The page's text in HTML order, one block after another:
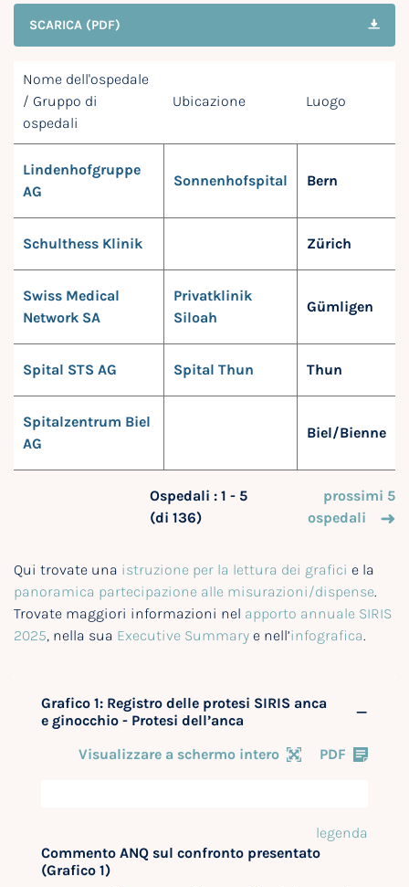
SCARICA (PDF)
Nome dell'ospedale
/ Gruppo di
ospedali
Ubicazione Luogo
Lindenhofgruppe
AG
Sonnenhofspital Bern
Schulthess Klinik Zürich
Swiss Medical
Network SA
Privatklinik
Siloah
Gümligen
Spital STS AG Spital Thun Thun
Spitalzentrum Biel
AG
Biel/Bienne
Ospedali : 1 - 5
(di 136)
prossimi 5
ospedali
Qui trovate una istruzione per la lettura dei grafici e la
panoramica partecipazione alle misurazioni/dispense.
Trovate maggiori informazioni nel apporto annuale SIRIS
2025, nella sua Executive Summary e nell’infografica.
Grafico 1: Registro delle protesi SIRIS anca
e ginocchio - Protesi dell’anca
Visualizzare a schermo intero
PDF
legenda
Commento ANQ sul confronto presentato
(Grafico 1)